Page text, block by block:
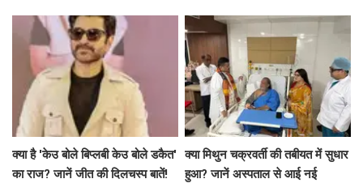
क्या है 'केउ बोले बिप्लबी केउ बोले डकैत'
का राज? जानें जीत की दिलचस्प बातें!
क्या मिथुन चक्रवर्ती की तबीयत में सुधार
हुआ? जानें अस्पताल से आई नई